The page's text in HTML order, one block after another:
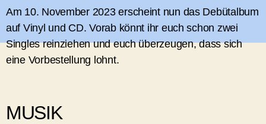
Am 10. November 2023 erscheint nun das Debütalbum
auf Vinyl und CD. Vorab könnt ihr euch schon zwei
Singles reinziehen und euch überzeugen, dass sich
eine Vorbestellung lohnt.
MUSIK